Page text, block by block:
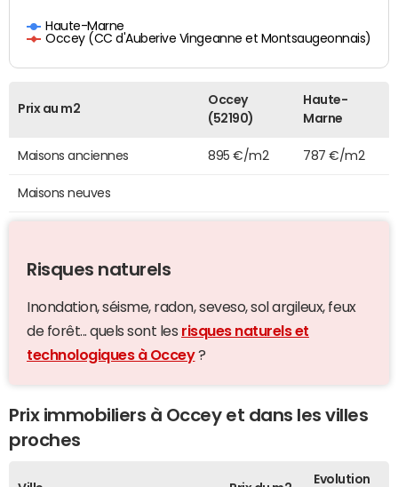
Haute-Marne
Occey (CC d'Auberive Vingeanne et Montsaugeonnais)
Prix au m2
Occey
(52190)
Haute-
Marne
Maisons anciennes 895 €/m2 787 €/m2
Maisons neuves
Risques naturels
Inondation, séisme, radon, seveso, sol argileux, feux
de forêt... quels sont les risques naturels et
technologiques à Occey?
Prix immobiliers à Occey et dans les villes
proches
Evolution